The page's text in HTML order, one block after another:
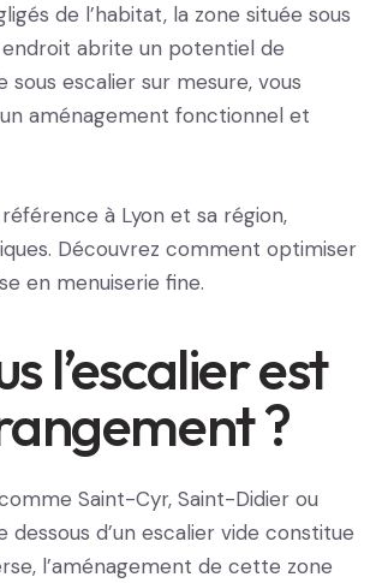
de l’habitat, la zone située sous
abrite un potentiel de
escalier sur mesure, vous
aménagement fonctionnel et
à Lyon et sa région,
Découvrez comment optimiser
en menuiserie fine.
l’escalier est
?
Saint-Cyr, Saint-Didier ou
d’un escalier vide constitue
l’aménagement de cette zone